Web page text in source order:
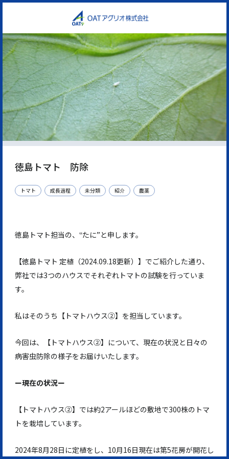
徳島トマト 防除
トマト 成長過程 未分類 紹介 農薬
徳島トマト担当の、‟たに”と申します。
【徳島トマト 定植（2024.09.18更新）】でご紹介した通り、
弊社では3つのハウスでそれぞれトマトの試験を行っていま
す。
私はそのうち【トマトハウス②】を担当しています。
今回は、【トマトハウス②】について、現在の状況と日々の
病害虫防除の様子をお届けいたします。
ー現在の状況ー
【トマトハウス②】では約2アールほどの敷地で300株のトマ
トを栽培しています。
2024年8月28日に定植をし、10月16日現在は第5花房が開花し